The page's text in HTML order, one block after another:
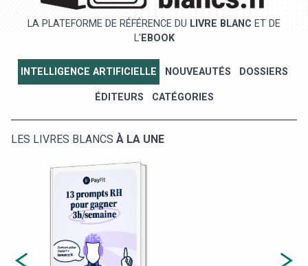
LA PLATEFORME DE RÉFÉRENCE DU LIVRE BLANC ET DE
L' EBOOK
INTELLIGENCE ARTIFICIELLE NOUVEAUTÉS DOSSIERS
ÉDITEURS CATÉGORIES
LES LIVRES BLANCS À LA UNE